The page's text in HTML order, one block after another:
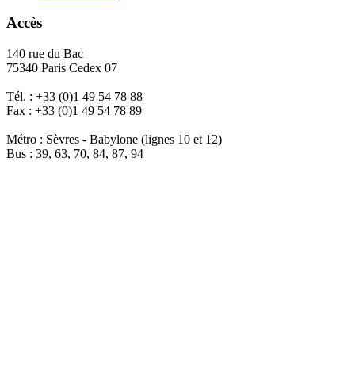
Accès
140 rue du Bac
75340 Paris Cedex 07
Tél. : +33 (0)1 49 54 78 88
Fax : +33 (0)1 49 54 78 89
Métro : Sèvres - Babylone (lignes 10 et 12)
Bus : 39, 63, 70, 84, 87, 94